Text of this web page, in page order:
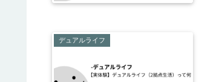
デュアルライフ